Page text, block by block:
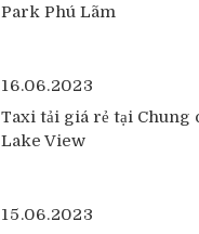
Park Phú Lãm
16.06.2023
Taxi tải giá rẻ tại Chung
Lake View
15.06.2023